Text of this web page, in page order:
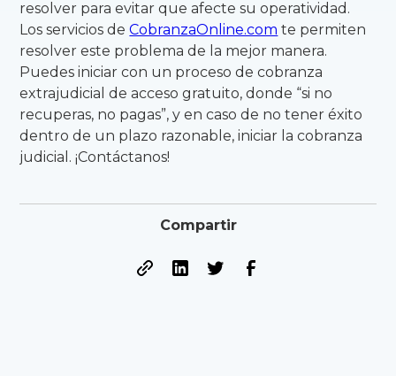
resolver para evitar que afecte su operatividad.
Los servicios deCobranzaOnline.com te permiten
resolver este problema de la mejor manera.
Puedes iniciar con un proceso de cobranza
extrajudicial de acceso gratuito, donde “si no
recuperas, no pagas”, y en caso de no tener éxito
dentro de un plazo razonable, iniciar la cobranza
judicial. ¡Contáctanos!
Compartir